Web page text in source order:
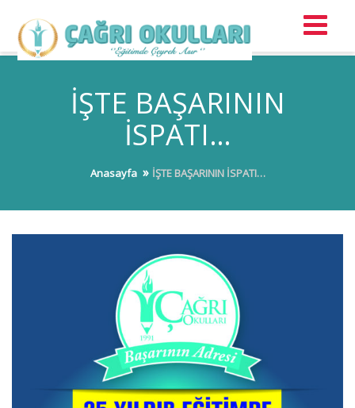
İŞTE BAŞARININ
İSPATI…
Anasayfa İŞTE BAŞARININ İSPATI…